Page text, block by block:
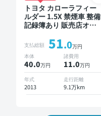
トヨタ カローラフィー
ルダー 1.5X 禁煙車 整備
記録簿あり 販売店オプ
スキー ETC バックモニ
ター ドライブレコーダ
ー
支払総額 51.0万円
本体
40.0万円
諸費用
11.0万円
年式
2013
走行距離
9.1万km